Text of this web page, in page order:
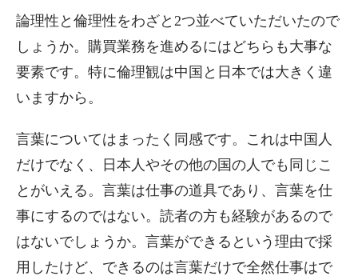
論理性と倫理性をわざと2つ並べていただいたので
しょうか。購買業務を進めるにはどちらも大事な
要素です。特に倫理観は中国と日本では大きく違
いますから。
言葉についてはまったく同感です。これは中国人
だけでなく、日本人やその他の国の人でも同じこ
とがいえる。言葉は仕事の道具であり、言葉を仕
事にするのではない。読者の方も経験があるので
はないでしょうか。言葉ができるという理由で採
用したけど、できるのは言葉だけで全然仕事はで